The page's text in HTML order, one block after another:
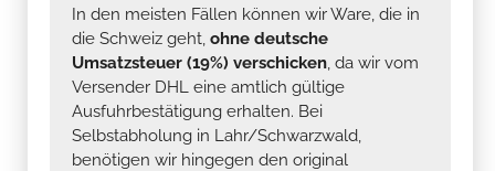
In den meisten Fällen können wir Ware, die in
die Schweiz geht, ohne deutsche
Umsatzsteuer (19%) verschicken, da wir vom
Versender DHL eine amtlich gültige
Ausfuhrbestätigung erhalten. Bei
Selbstabholung in Lahr/Schwarzwald,
benötigen wir hingegen den original